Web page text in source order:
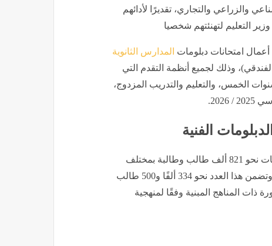
الصناعي والزراعي والتجاري، تقديرًا لأدائهم
التعليم لتهنئتهم شخصيا
أعمال امتحانات دبلومات المدارس الثانوية
وذلك لجميع أنظمة التقدم التي
الخمس، والتعليم والتدريب المزدوج،
الفنية
حيث وصل ​إجمالي عدد الطلاب الذين تقدموا لأداء الامتحانات نحو 821 ألف طالب وطالبة بمختلف
التخصصات، وأُديت الامتحانات داخل 2506 لجان امتحانية، وتضمن هذا العدد نحو 334 ألفًا و500 طالب
ذات المناهج المبنية وفقًا لمنهجية